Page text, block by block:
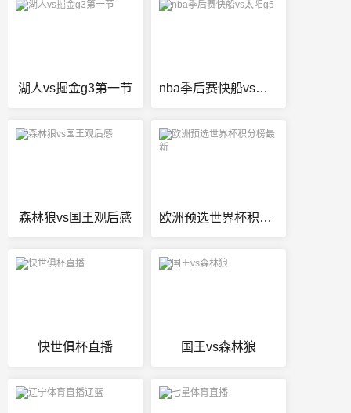
湖人vs掘金g3第一节 nba季后赛快船vs太阳g5
森林狼vs国王观后感 欧洲预选世界杯积分榜最新
快世俱杯直播 国王vs森林狼